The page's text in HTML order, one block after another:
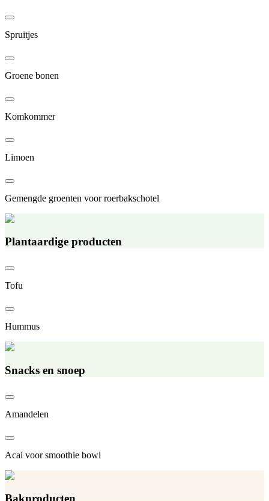
Spruitjes
Groene bonen
Komkommer
Limoen
Gemengde groenten voor roerbakschotel
Plantaardige producten
Tofu
Hummus
Snacks en snoep
Amandelen
Acai voor smoothie bowl